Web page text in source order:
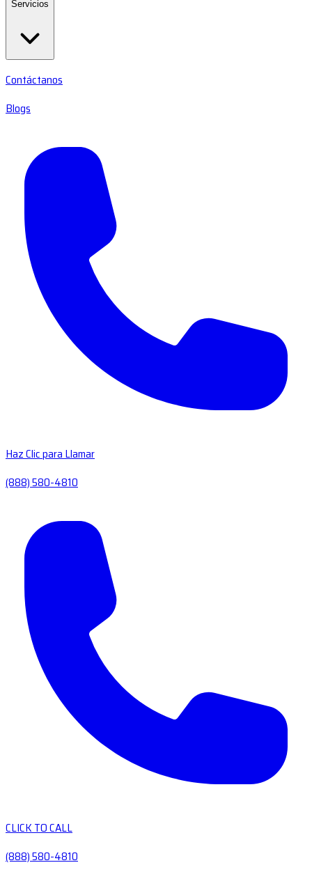
Servicios
Contáctanos
Blogs
Haz Clic para Llamar
(888) 580-4810
CLICK TO CALL
(888) 580-4810